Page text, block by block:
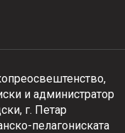
и администратор
г. Петар
пелагониската